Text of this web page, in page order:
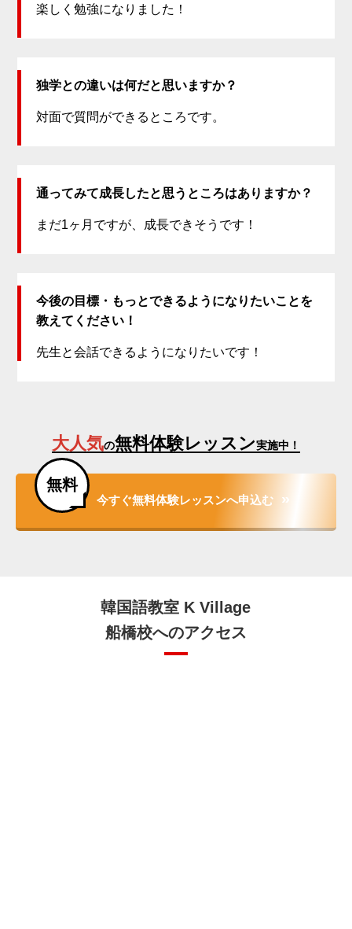
楽しく勉強になりました！
独学との違いは何だと思いますか？
対面で質問ができるところです。
通ってみて成長したと思うところはありますか？
まだ1ヶ月ですが、成長できそうです！
今後の目標・もっとできるようになりたいことを
教えてください！
先生と会話できるようになりたいです！
大人気の無料体験レッスン実施中！
無料
今すぐ無料体験レッスンへ申込む
韓国語教室 K Village
船橋校へのアクセス